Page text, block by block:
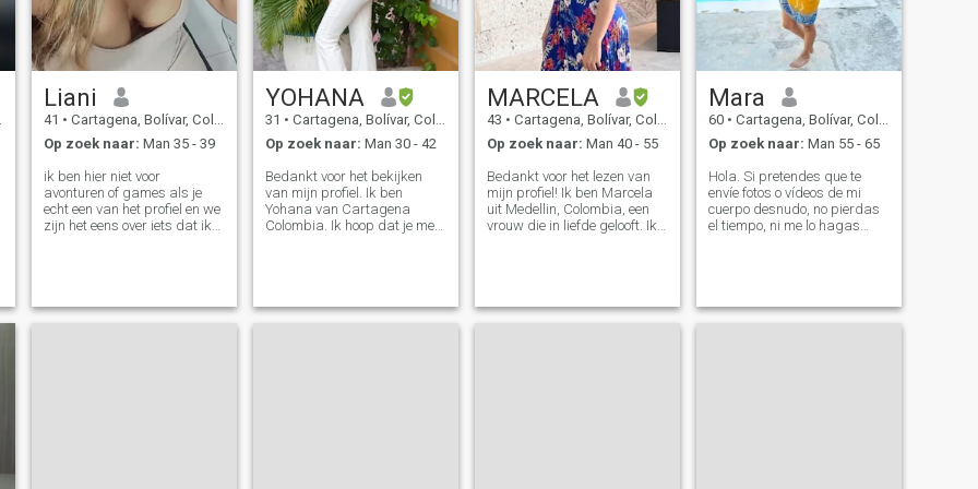
van rokers, want ik doe het
ook niet en het is erg
onaangenaam om iemand te
kussen met de geur van
kinderen.
Liani
41 • Cartagena, Bolívar, Colombia
Op zoek naar: Man 35 - 39
ik ben hier niet voor
avonturen of games als je
echt een van het profiel en we
zijn het eens over iets dat ik
zou super geweldig zijn dat
anderen leren je te kennen, En
YOHANA
31 • Cartagena, Bolívar, Colombia
Op zoek naar: Man 30 - 42
Bedankt voor het bekijken
van mijn profiel. Ik ben
Yohana van Cartagena
Colombia. Ik hoop dat je me
MOEDER ik hou van mijn
zoon boven alles, familie,
MARCELA
43 • Cartagena, Bolívar, Colombia
Op zoek naar: Man 40 - 55
Bedankt voor het lezen van
mijn profiel! Ik ben Marcela
uit Medellin, Colombia, een
vrouw die in liefde gelooft. Ik
spontaan. Ik hou van water,
rivieren, de zee en het strand.
Mara
60 • Cartagena, Bolívar, Colombia
Op zoek naar: Man 55 - 65
Hola. Si pretendes que te
envíe fotos o vídeos de mi
cuerpo desnudo, no pierdas
el tiempo, ni me lo hagas
menor que yo, no estoy
interesada.